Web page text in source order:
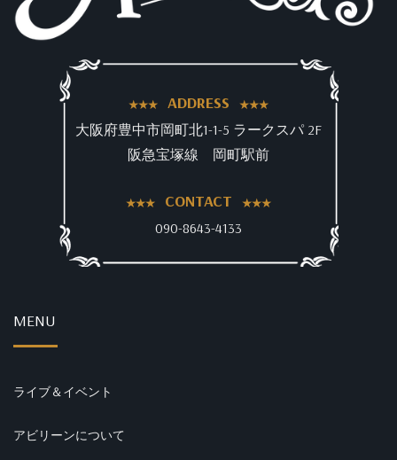
ADDRESS
大阪府豊中市岡町北1-1-5 ラークスパ 2F
阪急宝塚線 岡町駅前
CONTACT
090-8643-4133
MENU
ライブ＆イベント
アビリーンについて